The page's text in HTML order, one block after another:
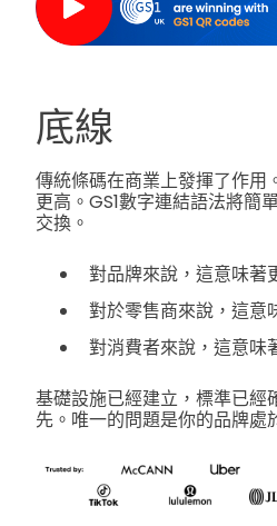
底線
傳統條碼在商業上發揮了作用
更高。GS1數字連結語法將簡
交換。
對品牌來說，這意味著
對於零售商來說，這意
對消費者來說，這意味
基礎設施已經建立，標準已經
先。唯一的問題是你的品牌處